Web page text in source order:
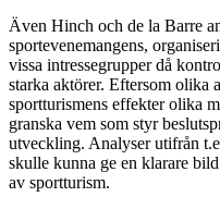
Även Hinch och de la Barre
sportevenemangens,
vissa intressegrupper då
starka aktörer. Eftersom olika
sportturismens effekter olika
granska vem som styr
utveckling. Analyser utifrån
skulle kunna ge en klarare
av sportturism.